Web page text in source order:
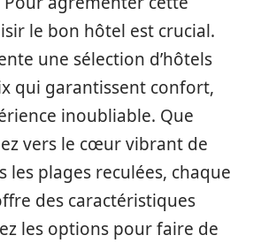
le bon hôtel est crucial.
une sélection d’hôtels
qui garantissent confort,
inoubliable. Que
vers le cœur vibrant de
les plages reculées, chaque
des caractéristiques
les options pour faire de